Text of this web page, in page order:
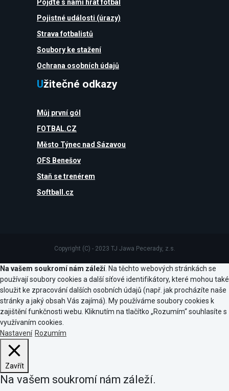
Pojďte s námi hrát fotbal
Pojistné události (úrazy)
Strava fotbalistů
Soubory ke stažení
Ochrana osobních údajů
Užitečné odkazy
Můj první gól
FOTBAL.CZ
Město Týnec nad Sázavou
OFS Benešov
Staň se trenérem
Softball.cz
Copyright (C) - 2023 TJ Jawa Pecerady, z.s.
Na vašem soukromí nám záleží. Na těchto webových stránkách se
používají soubory cookies a další síťové identifikátory, které mohou také
sloužit ke zpracování dalších osobních údajů (např. jak procházíte naše
stránky a jaký obsah Vás zajímá). My používáme soubory cookies k
zajištění funkčnosti webu. Kliknutím na tlačítko „Rozumím“ souhlasíte s
využívaním cookies.
Nastavení Rozumím
Zavřít
Na vašem soukromí nám záleží.